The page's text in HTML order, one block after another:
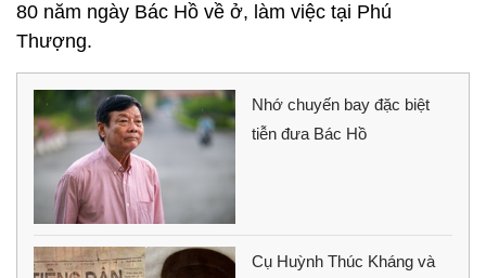
80 năm ngày Bác Hồ về ở, làm việc tại Phú
Thượng.
Nhớ chuyến bay đặc biệt
tiễn đưa Bác Hồ
Cụ Huỳnh Thúc Kháng và